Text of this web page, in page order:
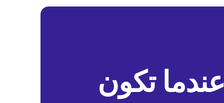
تكون